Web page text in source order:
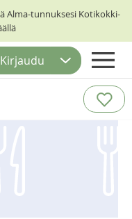
Alma-tunnuksesi Kotikokki-
Kirjaudu